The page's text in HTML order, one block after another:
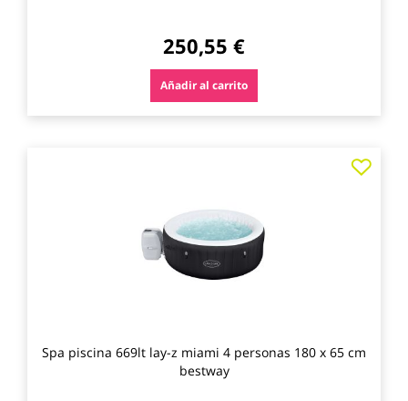
250,55 €
Añadir al carrito
Spa piscina 669lt lay-z miami 4 personas 180 x 65 cm
bestway